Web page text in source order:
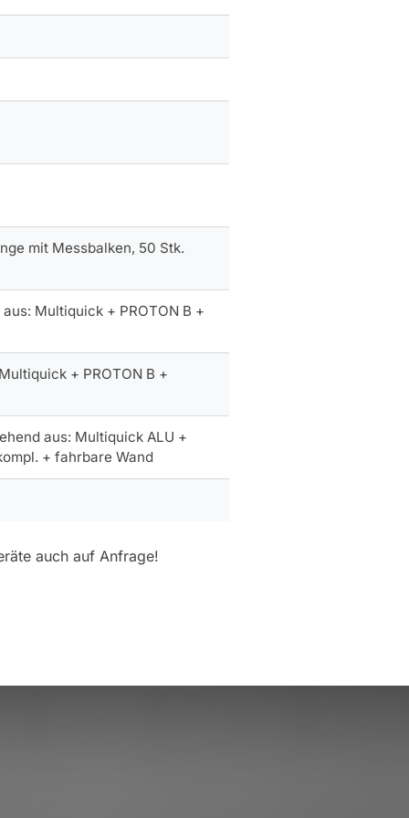
mit Messbalken, 50 Stk.
Multiquick + PROTON B +
+ PROTON B +
aus: Multiquick ALU +
+ fahrbare Wand
auch auf Anfrage!